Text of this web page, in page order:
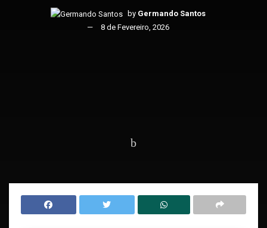
by Germando Santos
8 de Fevereiro, 2026